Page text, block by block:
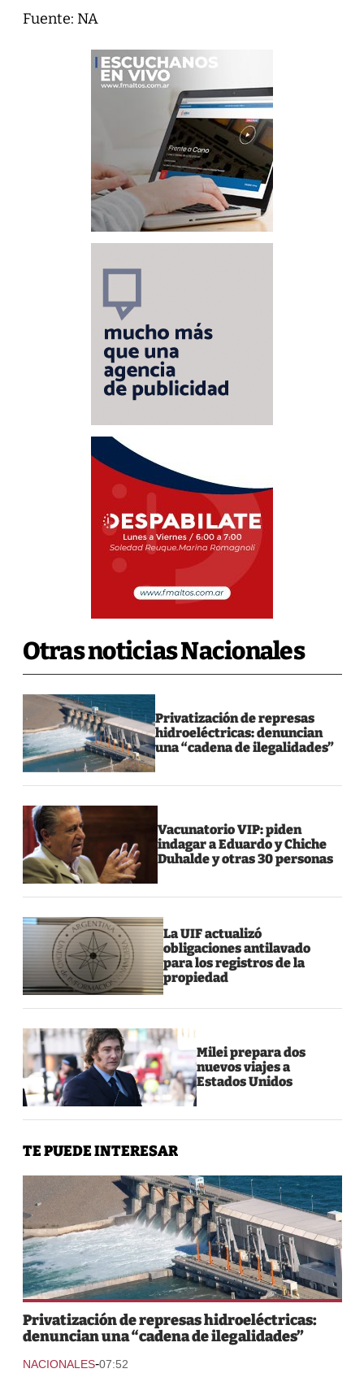
Fuente: NA
Otras noticias Nacionales
Privatización de represas
hidroeléctricas: denuncian
una “cadena de ilegalidades”
Vacunatorio VIP: piden
indagar a Eduardo y Chiche
Duhalde y otras 30 personas
La UIF actualizó
obligaciones antilavado
para los registros de la
propiedad
Milei prepara dos
nuevos viajes a
Estados Unidos
TE PUEDE INTERESAR
Privatización de represas hidroeléctricas:
denuncian una “cadena de ilegalidades”
NACIONALES-07:52